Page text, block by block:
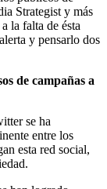
Strategist y más
la falta de ésta
y pensarlo dos
de campañas a
se ha
entre los
esta red social,